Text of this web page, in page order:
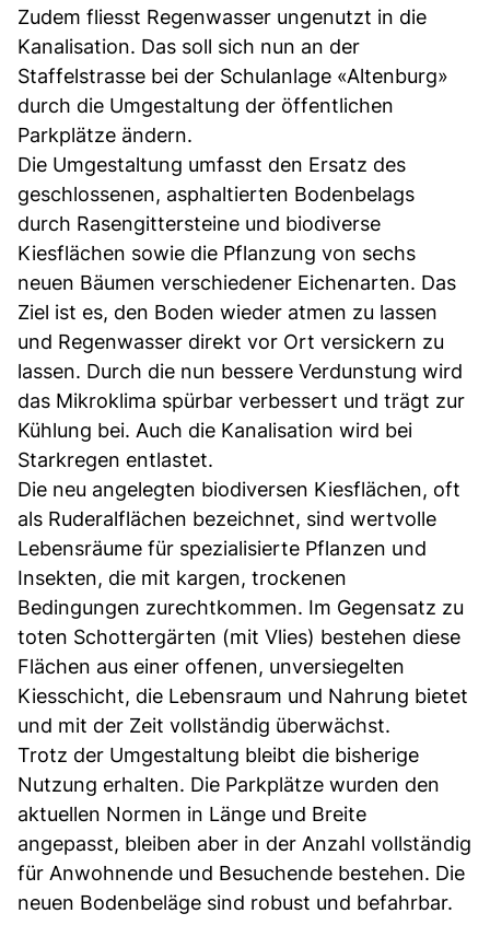
Zudem fliesst Regenwasser ungenutzt in die
Kanalisation. Das soll sich nun an der
Staffelstrasse bei der Schulanlage «Altenburg»
durch die Umgestaltung der öffentlichen
Parkplätze ändern.
Die Umgestaltung umfasst den Ersatz des
geschlossenen, asphaltierten Bodenbelags
durch Rasengittersteine und biodiverse
Kiesflächen sowie die Pflanzung von sechs
neuen Bäumen verschiedener Eichenarten. Das
Ziel ist es, den Boden wieder atmen zu lassen
und Regenwasser direkt vor Ort versickern zu
lassen. Durch die nun bessere Verdunstung wird
das Mikroklima spürbar verbessert und trägt zur
Kühlung bei. Auch die Kanalisation wird bei
Starkregen entlastet.
Die neu angelegten biodiversen Kiesflächen, oft
als Ruderalflächen bezeichnet, sind wertvolle
Lebensräume für spezialisierte Pflanzen und
Insekten, die mit kargen, trockenen
Bedingungen zurechtkommen. Im Gegensatz zu
toten Schottergärten (mit Vlies) bestehen diese
Flächen aus einer offenen, unversiegelten
Kiesschicht, die Lebensraum und Nahrung bietet
und mit der Zeit vollständig überwächst.
Trotz der Umgestaltung bleibt die bisherige
Nutzung erhalten. Die Parkplätze wurden den
aktuellen Normen in Länge und Breite
angepasst, bleiben aber in der Anzahl vollständig
für Anwohnende und Besuchende bestehen. Die
neuen Bodenbeläge sind robust und befahrbar.